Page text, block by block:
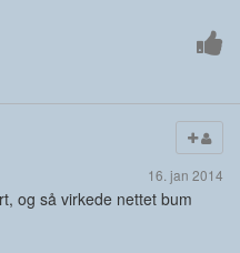
16. jan 2014
og så virkede nettet bum